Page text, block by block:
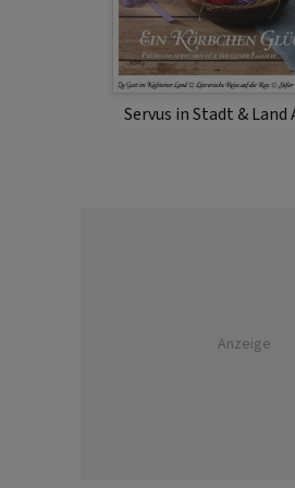
Servus in Stadt & Land
Anzeige